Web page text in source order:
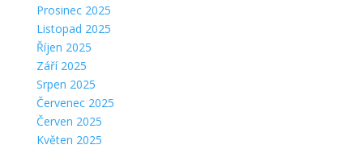
Prosinec 2025
Listopad 2025
Říjen 2025
Září 2025
Srpen 2025
Červenec 2025
Červen 2025
Květen 2025